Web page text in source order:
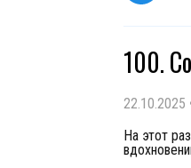
100.
22.10.2025
На этот